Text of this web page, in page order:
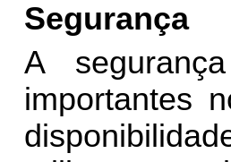
Segurança
A
importantes